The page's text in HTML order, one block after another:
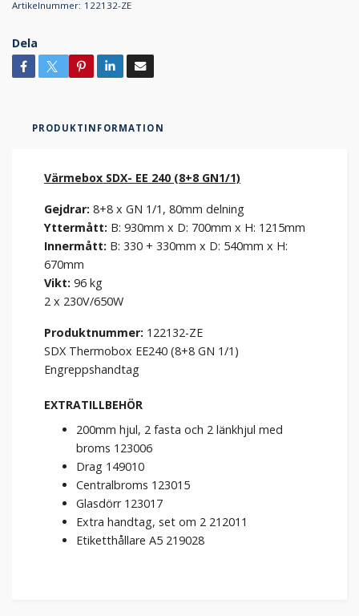
Artikelnummer: 122132-ZE
Dela
PRODUKTINFORMATION
Värmebox SDX- EE 240 (8+8 GN1/1)
Gejdrar: 8+8 x GN 1/1, 80mm delning
Yttermått: B: 930mm x D: 700mm x H: 1215mm
Innermått: B: 330 + 330mm x D: 540mm x H:
670mm
Vikt: 96 kg
2 x 230V/650W
Produktnummer: 122132-ZE
SDX Thermobox EE240 (8+8 GN 1/1)
Engreppshandtag
EXTRATILLBEHÖR
200mm hjul, 2 fasta och 2 länkhjul med
broms 123006
Drag 149010
Centralbroms 123015
Glasdörr 123017
Extra handtag, set om 2 212011
Etiketthållare A5 219028